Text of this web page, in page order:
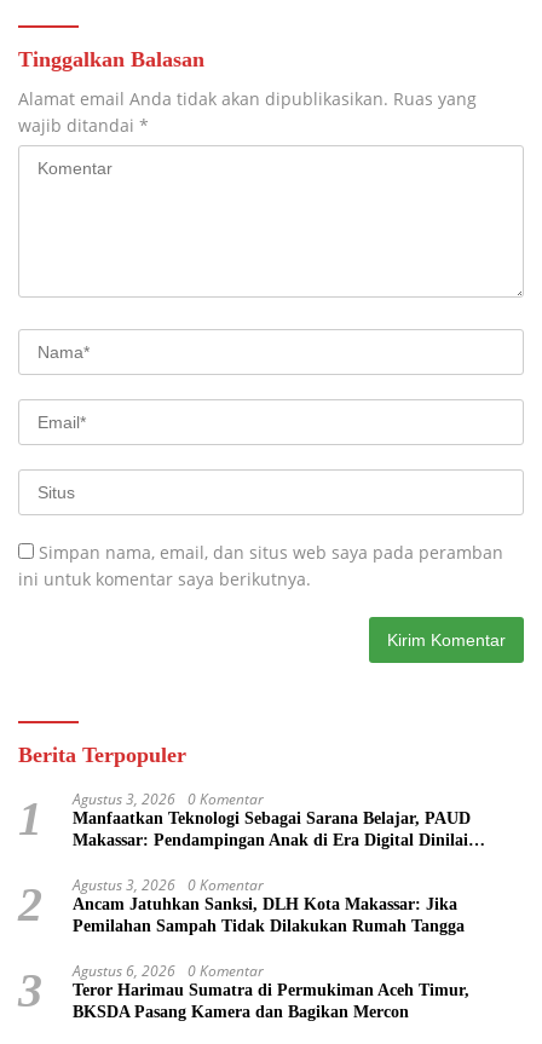
Tinggalkan Balasan
Alamat email Anda tidak akan dipublikasikan. Ruas yang
wajib ditandai *
Simpan nama, email, dan situs web saya pada peramban
ini untuk komentar saya berikutnya.
Berita Terpopuler
1 Agustus 3, 2026 0 Komentar
Manfaatkan Teknologi Sebagai Sarana Belajar, PAUD
Makassar: Pendampingan Anak di Era Digital Dinilai
2 Agustus 3, 2026 0 Komentar
Ancam Jatuhkan Sanksi, DLH Kota Makassar: Jika
Pemilahan Sampah Tidak Dilakukan Rumah Tangga
3 Agustus 6, 2026 0 Komentar
Teror Harimau Sumatra di Permukiman Aceh Timur,
BKSDA Pasang Kamera dan Bagikan Mercon